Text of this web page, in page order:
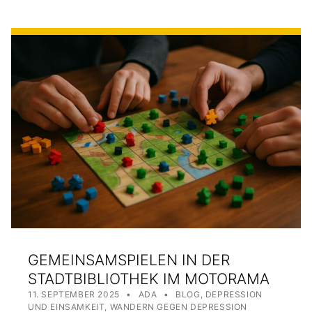
GEMEINSAMSPIELEN IN DER
STADTBIBLIOTHEK IM MOTORAMA
POSTED ON:
11. SEPTEMBER 2025 ADA CATEGORIZED IN:
BLOG
DEPRESSION
UND EINSAMKEIT WANDERN GEGEN DEPRESSION